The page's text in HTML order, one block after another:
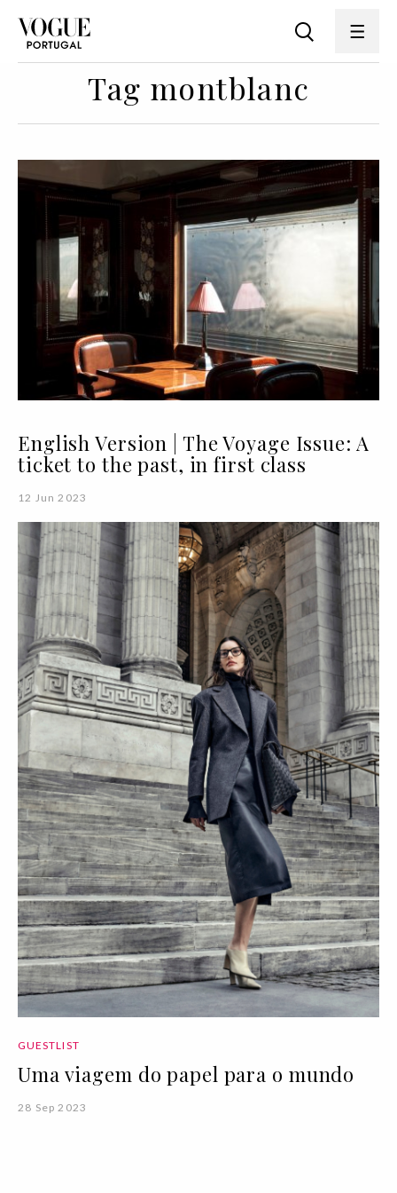
Tag montblanc
English Version | The Voyage Issue: A
ticket to the past, in first class
12 Jun 2023
GUESTLIST
Uma viagem do papel para o mundo
28 Sep 2023